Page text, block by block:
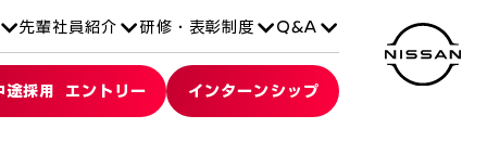
先輩社員紹介 研修・表彰制度 Q&A
途採用 エントリー インターンシップ